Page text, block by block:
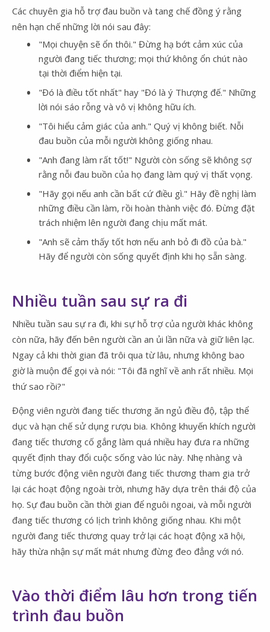
Các chuyên gia hỗ trợ đau buồn và tang chế đồng ý rằng
nên hạn chế những lời nói sau đây:
"Mọi chuyện sẽ ổn thôi." Đừng hạ bớt cảm xúc của
người đang tiếc thương; mọi thứ không ổn chút nào
tại thời điểm hiện tại.
"Đó là điều tốt nhất" hay "Đó là ý Thượng đế." Những
lời nói sáo rỗng và vô vị không hữu ích.
"Tôi hiểu cảm giác của anh." Quý vị không biết. Nỗi
đau buồn của mỗi người không giống nhau.
"Anh đang làm rất tốt!" Người còn sống sẽ không sợ
rằng nỗi đau buồn của họ đang làm quý vị thất vọng.
"Hãy gọi nếu anh cần bất cứ điều gì." Hãy đề nghị làm
những điều cần làm, rồi hoàn thành việc đó. Đừng đặt
trách nhiệm lên người đang chịu mất mát.
"Anh sẽ cảm thấy tốt hơn nếu anh bỏ đi đồ của bà."
Hãy để người còn sống quyết định khi họ sẵn sàng.
Nhiều tuần sau sự ra đi
Nhiều tuần sau sự ra đi, khi sự hỗ trợ của người khác không
còn nữa, hãy đến bên người cần an ủi lần nữa và giữ liên lạc.
Ngay cả khi thời gian đã trôi qua từ lâu, nhưng không bao
giờ là muộn để gọi và nói: "Tôi đã nghĩ về anh rất nhiều. Mọi
thứ sao rồi?"
Động viên người đang tiếc thương ăn ngủ điều độ, tập thể
dục và hạn chế sử dụng rượu bia. Không khuyến khích người
đang tiếc thương cố gắng làm quá nhiều hay đưa ra những
quyết định thay đổi cuộc sống vào lúc này. Nhẹ nhàng và
từng bước động viên người đang tiếc thương tham gia trở
lại các hoạt động ngoài trời, nhưng hãy dựa trên thái độ của
họ. Sự đau buồn cần thời gian để nguôi ngoai, và mỗi người
đang tiếc thương có lịch trình không giống nhau. Khi một
người đang tiếc thương quay trở lại các hoạt động xã hội,
hãy thừa nhận sự mất mát nhưng đừng đeo đẳng với nó.
Vào thời điểm lâu hơn trong tiến
trình đau buồn